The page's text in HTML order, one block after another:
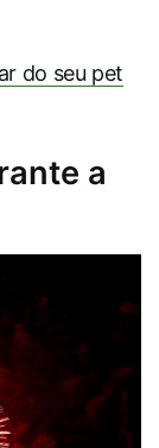
do seu pet
a